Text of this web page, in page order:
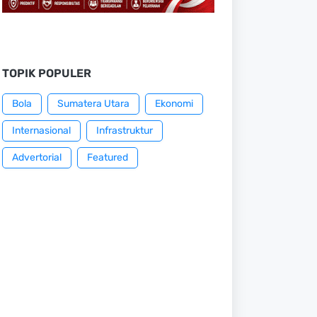
TOPIK POPULER
Bola Sumatera Utara Ekonomi
Internasional Infrastruktur
Advertorial Featured